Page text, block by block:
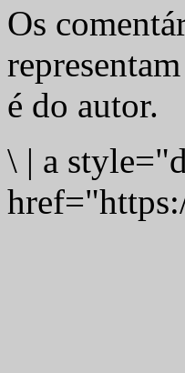
Os
é do autor.
\ | a